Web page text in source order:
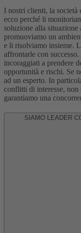
I nostri clienti, la società
ecco perché li
soluzione alla
promuoviamo un
e li risolviamo insieme.
affrontarle con
incoraggiati a prendere
opportunità e rischi. Se
ad un esperto. In
conflitti di interesse,
garantiamo una
SIAMO LEADER